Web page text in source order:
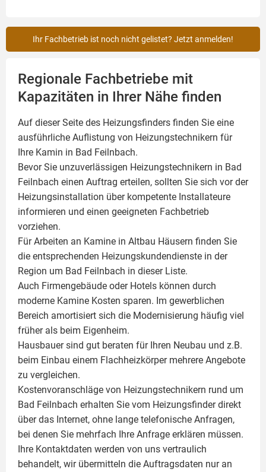
Ihr Fachbetrieb ist noch nicht gelistet? Jetzt anmelden!
Regionale Fachbetriebe mit
Kapazitäten in Ihrer Nähe finden
Auf dieser Seite des Heizungsfinders finden Sie eine
ausführliche Auflistung von Heizungstechnikern für
Ihre Kamin in Bad Feilnbach.
Bevor Sie unzuverlässigen Heizungstechnikern in Bad
Feilnbach einen Auftrag erteilen, sollten Sie sich vor der
Heizungsinstallation über kompetente Installateure
informieren und einen geeigneten Fachbetrieb
vorziehen.
Für Arbeiten an Kamine in Altbau Häusern finden Sie
die entsprechenden Heizungskundendienste in der
Region um Bad Feilnbach in dieser Liste.
Auch Firmengebäude oder Hotels können durch
moderne Kamine Kosten sparen. Im gewerblichen
Bereich amortisiert sich die Modernisierung häufig viel
früher als beim Eigenheim.
Hausbauer sind gut beraten für Ihren Neubau und z.B.
beim Einbau einem Flachheizkörpermehrere Angebote
zu vergleichen.
Kostenvoranschläge von Heizungstechnikern rund um
Bad Feilnbach erhalten Sie vom Heizungsfinder direkt
über das Internet, ohne lange telefonische Anfragen,
bei denen Sie mehrfach Ihre Anfrage erklären müssen.
Ihre Kontaktdaten werden von uns vertraulich
behandelt, wir übermitteln die Auftragsdaten nur an